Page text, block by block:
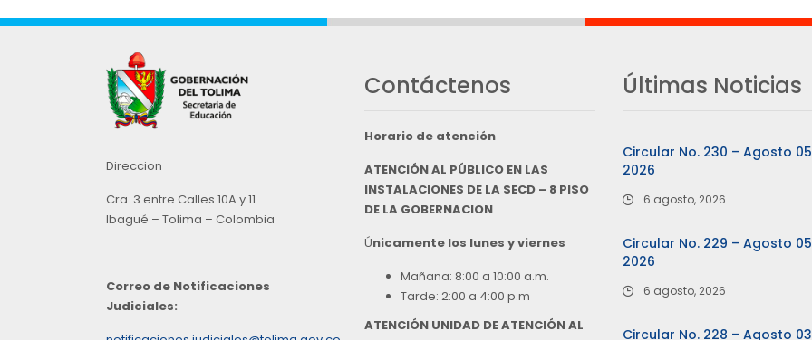
Direccion
Cra. 3 entre Calles 10A y 11
Ibagué – Tolima – Colombia
Correo de Notificaciones
Judiciales:
Contáctenos
Horario de atención
ATENCIÓN AL PÚBLICO EN LAS
INSTALACIONES DE LA SECD – 8 PISO
DE LA GOBERNACION
Únicamente los lunes y viernes
Mañana: 8:00 a 10:00 a.m.
Tarde: 2:00 a 4:00 p.m
ATENCIÓN UNIDAD DE ATENCIÓN AL
Últimas Noticias
Circular No. 230 – Agosto
2026
6 agosto, 2026
Circular No. 229 – Agosto
2026
6 agosto, 2026
Circular No. 228 – Agosto